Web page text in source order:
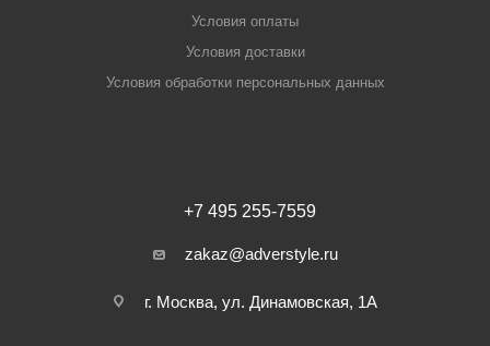
Условия оплаты
Условия доставки
Условия обработки персональных данных
+7 495 255-7559
zakaz@adverstyle.ru
г. Москва, ул. Динамовская, 1А